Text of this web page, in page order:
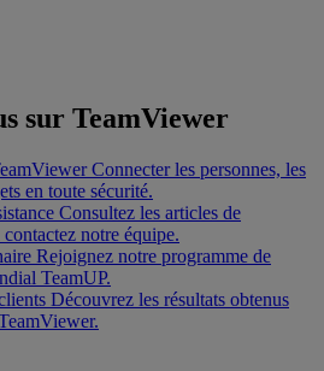
sur TeamViewer
Connecter les personnes, les
en toute sécurité.
Consultez les articles de
contactez notre équipe.
Rejoignez notre programme de
TeamUP.
Découvrez les résultats obtenus